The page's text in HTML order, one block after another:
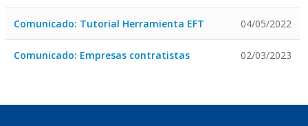
Comunicado: Tutorial Herramienta EFT 04/05/2022
Comunicado: Empresas contratistas 02/03/2023